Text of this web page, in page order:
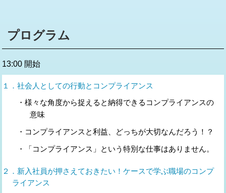
プログラム
13:00 開始
１．社会人としての行動とコンプライアンス
・様々な角度から捉えると納得できるコンプライアンスの
意味
・コンプライアンスと利益、どっちが大切なんだろう！？
・「コンプライアンス」という特別な仕事はありません。
２．新入社員が押さえておきたい！ケースで学ぶ職場のコンプ
ライアンス